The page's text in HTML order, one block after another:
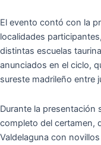
El evento contó con la
localidades
distintas escuelas
anunciados en el ciclo,
sureste madrileño entre
Durante la presentación
completo del certamen,
Valdelaguna con